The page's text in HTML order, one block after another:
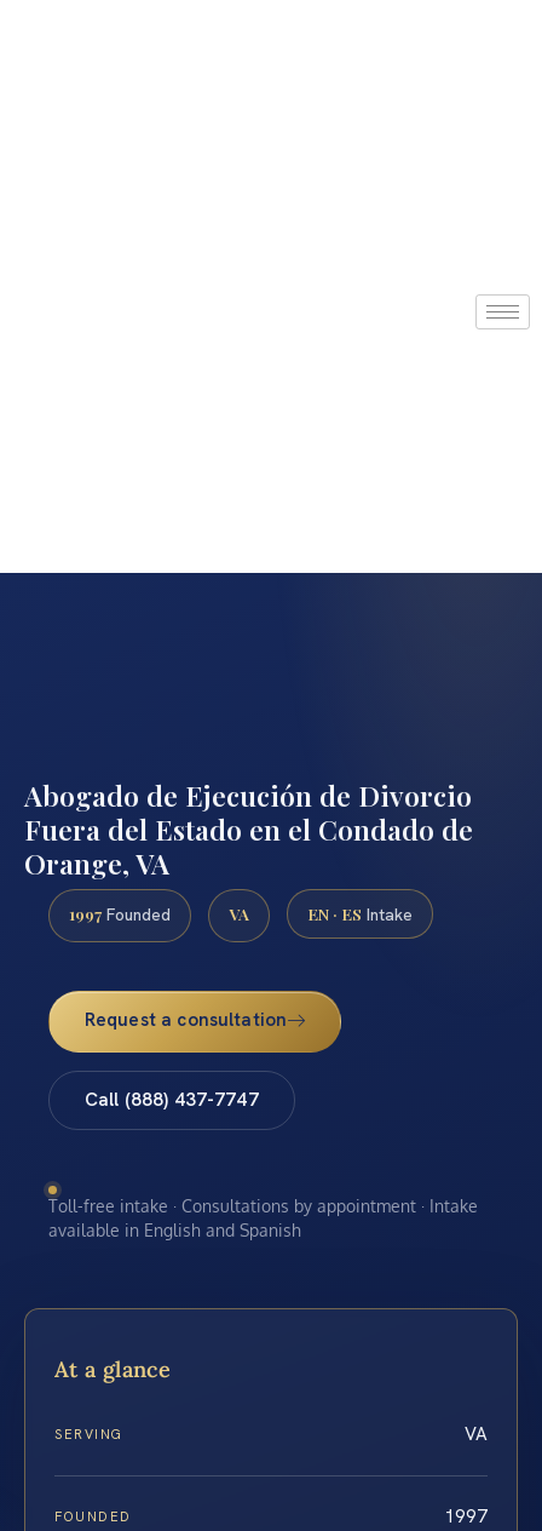
Abogado de Ejecución de Divorcio
Fuera del Estado en el Condado de
Orange, VA
1997 Founded VA EN · ES Intake
Request a consultation
Call (888) 437-7747
Toll-free intake · Consultations by appointment · Intake
available in English and Spanish
At a glance
SERVING VA
FOUNDED 1997